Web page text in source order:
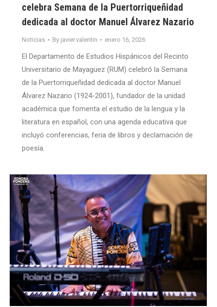
celebra Semana de la Puertorriqueñidad
dedicada al doctor Manuel Álvarez Nazario
Noticias By javier.valentin enero 16, 2026
El Departamento de Estudios Hispánicos del Recinto
Universitario de Mayagüez (RUM) celebró la Semana
de la Puertorriqueñidad dedicada al doctor Manuel
Álvarez Nazario (1924-2001), fundador de la unidad
académica que fomenta el estudio de la lengua y la
literatura en español, con una agenda educativa que
incluyó conferencias, feria de libros y declamación de
poesía.